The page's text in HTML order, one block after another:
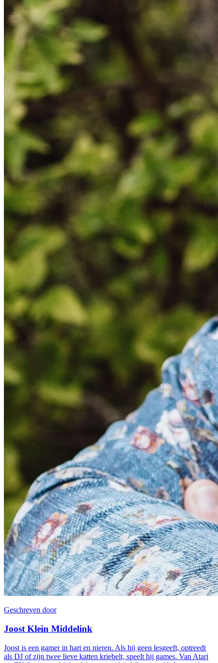
Geschreven door
Joost Klein Middelink
Joost is een gamer in hart en nieren. Als hij geen lesgeeft, optreedt
als DJ of zijn twee lieve katten kriebelt, speelt hij games. Van Atari